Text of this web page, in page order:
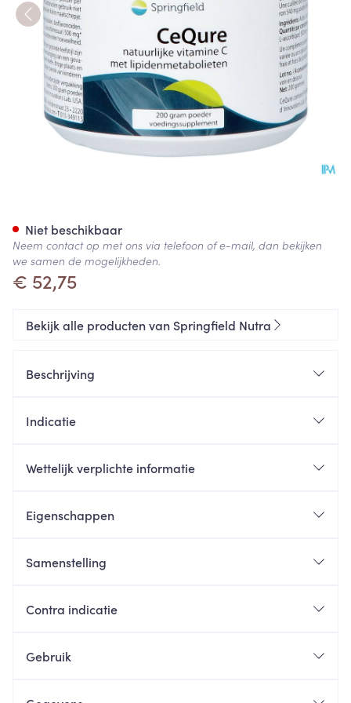
€ 52,75
Niet beschikbaar
Neem contact op met ons via telefoon of e-mail, dan bekijken
we samen de mogelijkheden.
Bekijk alle producten van Springfield Nutra
Beschrijving
Indicatie
Wettelijk verplichte informatie
Eigenschappen
Samenstelling
Contra indicatie
Gebruik